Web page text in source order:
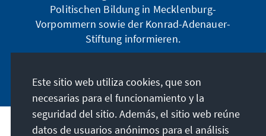
Politischen Bildung in Mecklenburg-
Vorpommern sowie der Konrad-Adenauer-
Stiftung informieren.
Dirección
Este sitio web utiliza cookies, que son
necesarias para el funcionamiento y la
seguridad del sitio. Además, el sitio web reúne
datos de usuarios anónimos para el análisis